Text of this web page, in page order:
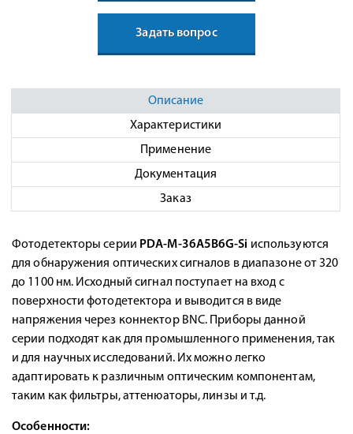
Задать вопрос
Описание
Характеристики
Применение
Документация
Заказ
Фотодетекторы серии PDA-M-36A5B6G-Si используются
для обнаружения оптических сигналов в диапазоне от 320
до 1100 нм. Исходный сигнал поступает на вход с
поверхности фотодетектора и выводится в виде
напряжения через коннектор BNC. Приборы данной
серии подходят как для промышленного применения, так
и для научных исследований. Их можно легко
адаптировать к различным оптическим компонентам,
таким как фильтры, аттенюаторы, линзы и т.д.
Особенности: